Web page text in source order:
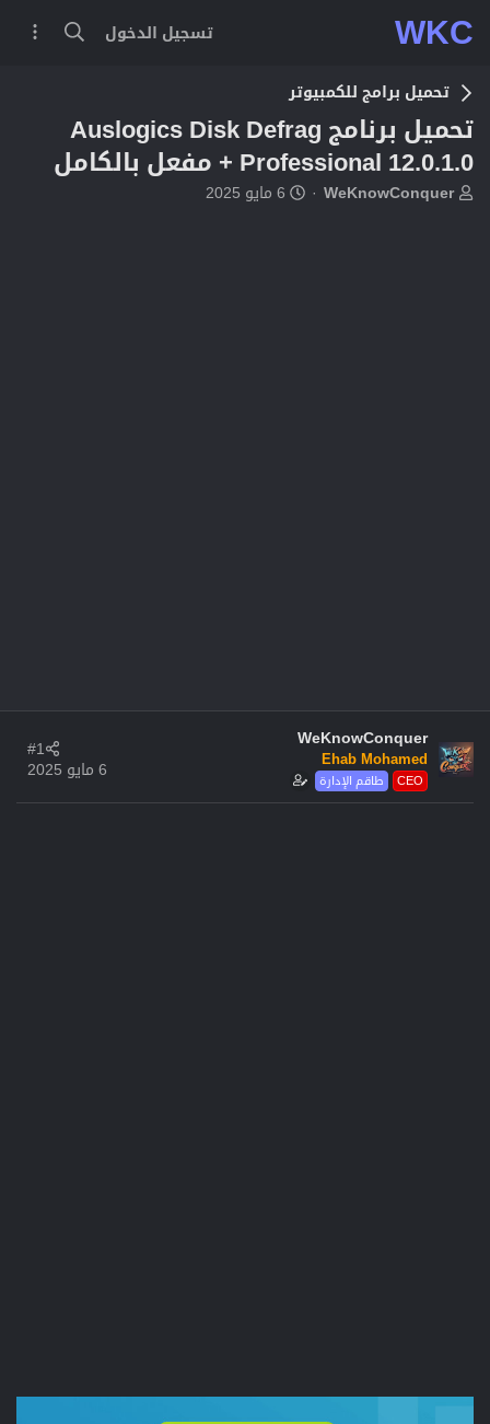
WKC تسجيل الدخول
تحميل برامج للكمبيوتر
تحميل برنامج Auslogics Disk Defrag
Professional 12.0.1.0 + مفعل بالكامل
بWeKnowConquer
ت6 مايو 2025
WeKnowConquer
Ehab Mohamed
طاقم الإدارة CEO
6 مايو 2025
#1